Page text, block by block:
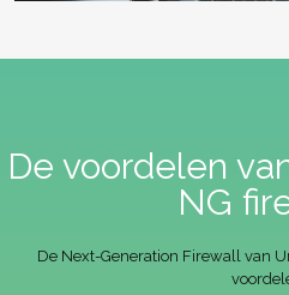
De voordelen
NG
De Next-Generation Firewall van